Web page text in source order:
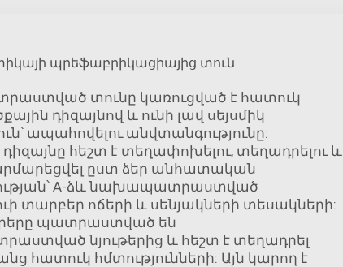
պրեֆաբրիկացիայից տուն
տունը կառուցված է հատուկ
դիզայնով և ունի լավ սեյսմիկ
ապահովելու անվտանգությունը:
դիզայնը հեշտ է տեղափոխելու, տեղադրելու և
ըստ ձեր անհատական
A-ձև նախապատրաստված
տարբեր ոճերի և սենյակների տեսակների:
պատրաստված են
նյութերից և հեշտ է տեղադրել
հատուկ հմտությունների: Այն կարող է